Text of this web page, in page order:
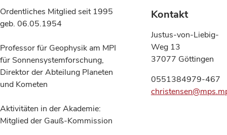
Ordentliches Mitglied seit 1995
geb. 06.05.1954
Professor für Geophysik am MPI
für Sonnensystemforschung,
Direktor der Abteilung Planeten
und Kometen
Aktivitäten in der Akademie:
Mitglied der Gauß-Kommission
Kontakt
Justus-von-Liebig-
Weg 13
37077 Göttingen
0551384979-467